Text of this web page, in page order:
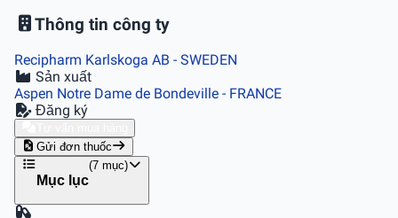
Thông tin công ty
Recipharm Karlskoga AB - SWEDEN
Sản xuất
Aspen Notre Dame de Bondeville - FRANCE
Đăng ký
Gửi đơn thuốc
Mục lục
(7 mục)